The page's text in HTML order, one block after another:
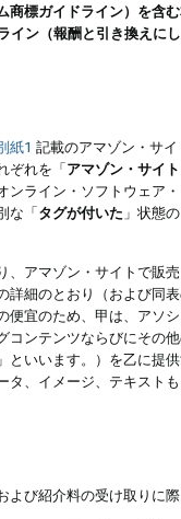
商標ガイドライン）を
ン（報酬と引き換えに
紙1 記載のアマゾン・サ
ぞれを「アマゾン・サイト
ンライン・ソフトウェア
な「タグが付いた 」状態
、アマゾン・サイトで販
詳細のとおり（および同
便宜のため、甲は、アソ
コンテンツならびにその
」といいます。）を乙に提
タ、イメージ、テキス
よび紹介料の受け取りに